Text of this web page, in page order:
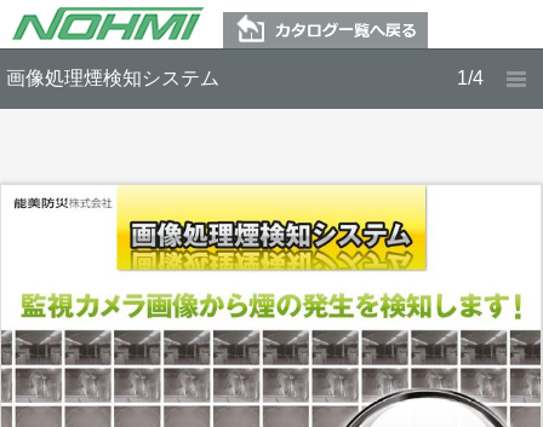
画像処理煙検知システム 1/4